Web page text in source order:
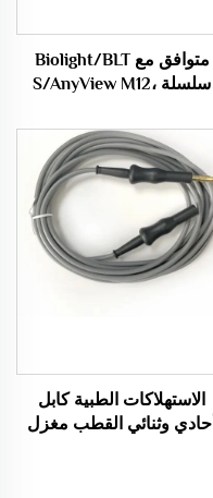
متوافق مع Biolight/BLT
سلسلة S/AnyView M12،
Spo2 بـ 9 دبابيس Oximax
/Probe، كابل أوكسيميتري
S10/S12
الاستهلاكات الطبية كابل
أحادي وثنائي القطب مغزل